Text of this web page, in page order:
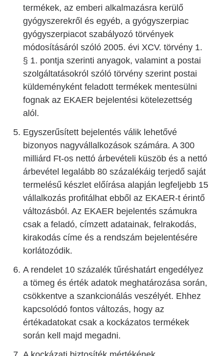
termékek, az emberi alkalmazásra kerülő
gyógyszerekről és egyéb, a gyógyszerpiac
gyógyszerpiacot szabályozó törvények
módosításáról szóló 2005. évi XCV. törvény 1.
§ 1. pontja szerinti anyagok, valamint a postai
szolgáltatásokról szóló törvény szerint postai
küldeményként feladott termékek mentesülni
fognak az EKAER bejelentési kötelezettség
alól.
Egyszerűsített bejelentés válik lehetővé
bizonyos nagyvállalkozások számára. A 300
milliárd Ft-os nettó árbevételi küszöb és a nettó
árbevétel legalább 80 százalékáig terjedő saját
termelésű készlet előírása alapján legfeljebb 15
vállalkozás profitálhat ebből az EKAER-t érintő
változásból. Az EKAER bejelentés számukra
csak a feladó, címzett adatainak, felrakodás,
kirakodás címe és a rendszám bejelentésére
korlátozódik.
A rendelet 10 százalék tűréshatárt engedélyez
a tömeg és érték adatok meghatározása során,
csökkentve a szankcionálás veszélyét. Ehhez
kapcsolódó fontos változás, hogy az
értékadatokat csak a kockázatos termékek
során kell majd megadni.